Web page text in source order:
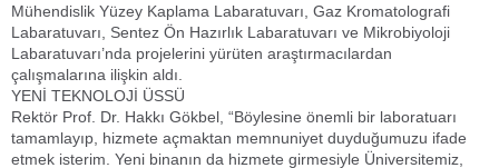
Mühendislik Yüzey Kaplama Labaratuvarı, Gaz Kromatolografi
Labaratuvarı, Sentez Ön Hazırlık Labaratuvarı ve Mikrobiyoloji
Labaratuvarı’nda projelerini yürüten araştırmacılardan
çalışmalarına ilişkin aldı.
YENİ TEKNOLOJİ ÜSSÜ
Rektör Prof. Dr. Hakkı Gökbel, “Böylesine önemli bir laboratuarı
tamamlayıp, hizmete açmaktan memnuniyet duyduğumuzu ifade
etmek isterim. Yeni binanın da hizmete girmesiyle Üniversitemiz,